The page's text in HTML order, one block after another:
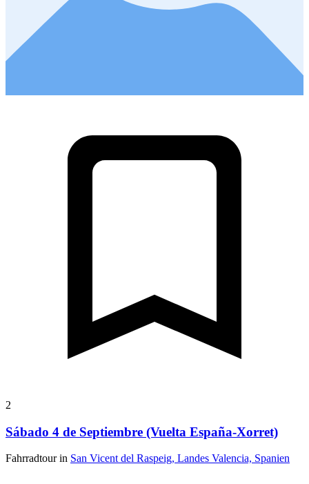
2
Sábado 4 de Septiembre (Vuelta España-Xorret)
Fahrradtour in San Vicent del Raspeig, Landes Valencia, Spanien